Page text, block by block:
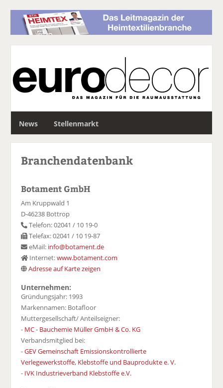
News Stellenmarkt
c
Branchendatenbank
Botament GmbH
Am Kruppwald 1
D-46238 Bottrop
Telefon: 02041 / 10 19-0
Telefax: 02041 / 10 19-87
eMail: info@botament.de
Internet:www.botament.com
Adresse auf Karte zeigen
Unternehmen:
Gründungsjahr: 1993
Markennamen: Botafloor
Muttergesellschaft/ Anteilseigner:
- MC - Bauchemie Müller GmbH & Co. KG
Verbandsmitglied bei:
-GEV Gemeinschaft Emissionskontrollierte
Verlegewerkstoffe, Klebstoffe und Bauprodukte e. V.
- IVK Industrieverband Klebstoffe e.V.